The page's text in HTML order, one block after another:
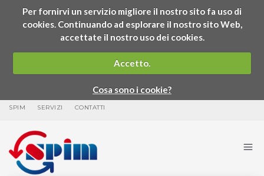
Per fornirvi un servizio migliore il nostro sito fa uso di
cookies. Continuando ad esplorare il nostro sito Web,
accettate il nostro uso dei cookies.
Accetto.
Cosa sono i cookie?
SPIM SERVIZI CONTATTI